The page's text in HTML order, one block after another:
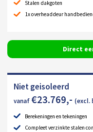
Stalen dakgoten
1x overheaddeur
Direct
Niet geisoleerd
vanaf €23.769,- (excl.
Berekeningen en tekeningen
Compleet verzinkte stalen